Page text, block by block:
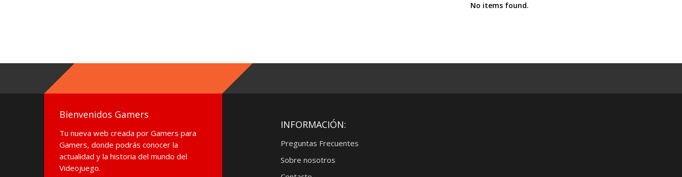
No items found.
Bienvenidos Gamers
Tu nueva web creada por Gamers para
Gamers, donde podrás conocer la
actualidad y la historia del mundo del
Videojuego.
INFORMACIÓN:
Preguntas Frecuentes
Sobre nosotros